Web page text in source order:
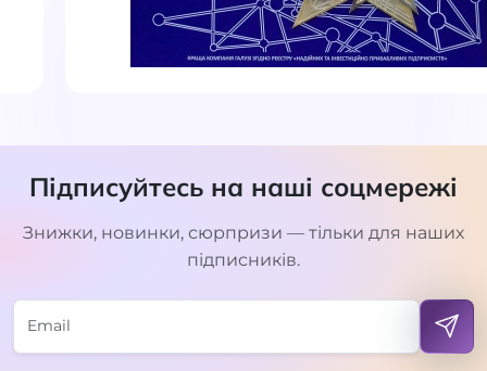
Підписуйтесь на наші соцмережі
Знижки, новинки, сюрпризи — тільки для наших
підписників.